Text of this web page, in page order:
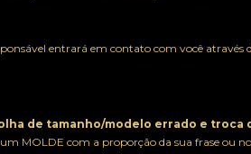
entrará em contato com você através
de tamanho/modelo errado e troca
MOLDE com a proporção da sua frase ou